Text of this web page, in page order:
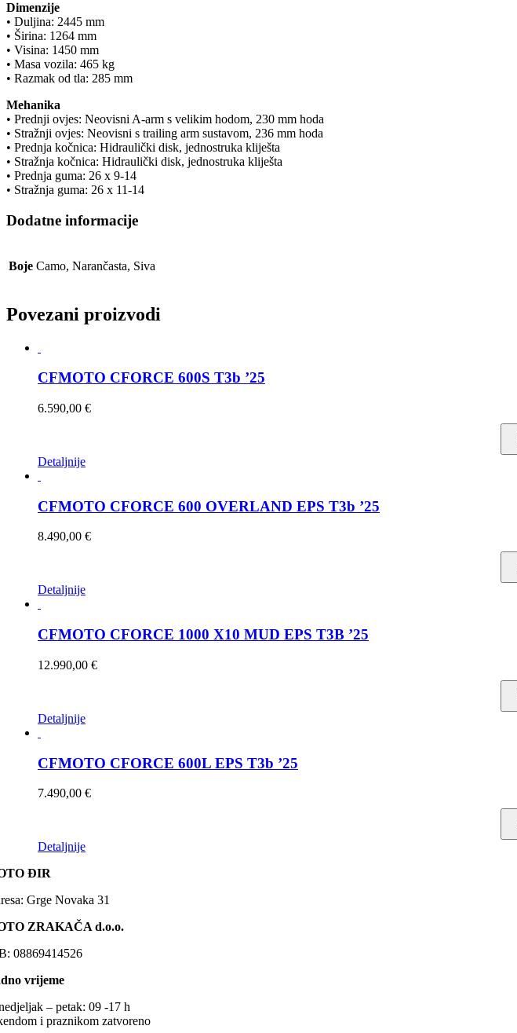
Dimenzije
• Duljina: 2445 mm
• Širina: 1264 mm
• Visina: 1450 mm
• Masa vozila: 465 kg
• Razmak od tla: 285 mm
Mehanika
• Prednji ovjes: Neovisni A-arm s velikim hodom, 230 mm hoda
• Stražnji ovjes: Neovisni s trailing arm sustavom, 236 mm hoda
• Prednja kočnica: Hidraulički disk, jednostruka kliješta
• Stražnja kočnica: Hidraulički disk, jednostruka kliješta
• Prednja guma: 26 x 9-14
• Stražnja guma: 26 x 11-14
Dodatne informacije
Boje Camo, Narančasta, Siva
Povezani proizvodi
CFMOTO CFORCE 600S T3b ’25
6.590,00 €
Ovaj
više
varijanti.
Opcije
na
Detaljnije
CFMOTO CFORCE 600 OVERLAND EPS T3b ’25
8.490,00 €
Ovaj
više
Opcije
na
Detaljnije
CFMOTO CFORCE 1000 X10 MUD EPS T3B ’25
12.990,00 €
Ovaj
više
varijanti.
Opcije
na
proizvoda
Detaljnije
CFMOTO CFORCE 600L EPS T3b ’25
7.490,00 €
Ovaj
ima
varijanti.
se
odabrati
na
stranici
proizvoda
Detaljnije
ĐIR
Grge Novaka 31
ZRAKAČA d.o.o.
08869414526
vrijeme
– petak: 09 -17 h
i praznikom zatvoreno